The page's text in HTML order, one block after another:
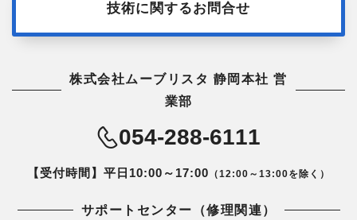
技術に関するお問合せ
株式会社ムーブリスタ 静岡本社 営
業部
054-288-6111
【受付時間】平日10:00～17:00 （12:00～13:00を除く）
サポートセンター（修理関連）